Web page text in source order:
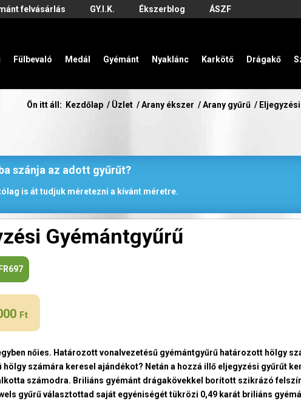
felvásárlás GY.I.K. Ékszerblog ÁSZF
Fülbevaló Medál Gyémánt Nyaklánc Karkötő Drágakő
Ön itt áll: Kezdőlap / Üzlet / Arany ékszer / Arany gyűrű /
szánja az adott gyűrűt?
is át tudjuk méretezni a kívánt méretre.
Gyémántgyűrű
FR697
Ft
nőies. Határozott vonalvezetésű gyémántgyűrű határozott hölgy
hölgy számára keresel ajándékot? Netán a hozzá illő eljegyzési gyűrűt
számodra. Briliáns gyémánt drágakövekkel borított szikrázó
gyűrű választottad saját egyéniségét tükrözi 0,49 karát briliáns